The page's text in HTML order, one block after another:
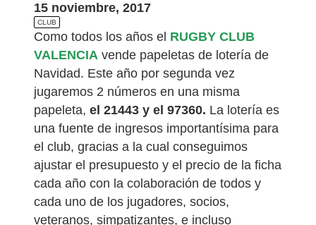
15 noviembre, 2017
CLUB
Como todos los años el RUGBY CLUB
VALENCIA vende papeletas de lotería de
Navidad. Este año por segunda vez
jugaremos 2 números en una misma
papeleta, el 21443 y el 97360. La lotería es
una fuente de ingresos importantísima para
el club, gracias a la cual conseguimos
ajustar el presupuesto y el precio de la ficha
cada año con la colaboración de todos y
cada uno de los jugadores, socios,
veteranos, simpatizantes, e incluso